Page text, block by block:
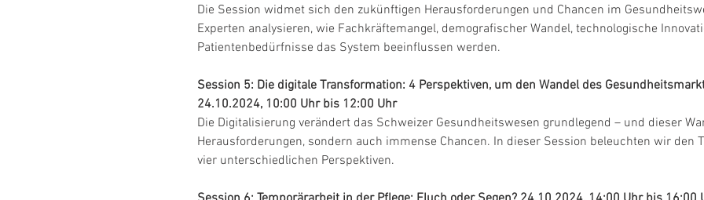
Die Session widmet sich den zukünftigen Herausforderungen und Chancen im
Experten analysieren, wie Fachkräftemangel, demografischer Wandel, technologische
Patientenbedürfnisse das System beeinflussen werden.
Session 5: Die digitale Transformation: 4 Perspektiven, um den Wandel des
24.10.2024, 10:00 Uhr bis 12:00 Uhr
Die Digitalisierung verändert das Schweizer Gesundheitswesen grundlegend – und dieser
Herausforderungen, sondern auch immense Chancen. In dieser Session beleuchten wir den
vier unterschiedlichen Perspektiven.